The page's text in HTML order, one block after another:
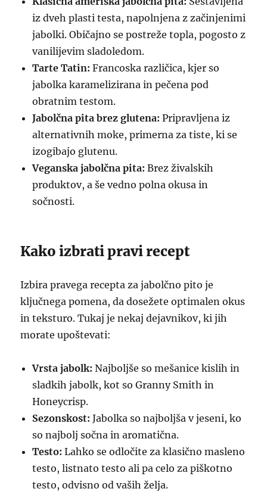
iz dveh plasti testa, napolnjena z začinjenimi
jabolki. Običajno se postreže topla, pogosto z
vanilijevim sladoledom.
Tarte Tatin: Francoska različica, kjer so
jabolka karamelizirana in pečena pod
obratnim testom.
Jabolčna pita brez glutena: Pripravljena iz
alternativnih moke, primerna za tiste, ki se
izogibajo glutenu.
Veganska jabolčna pita: Brez živalskih
produktov, a še vedno polna okusa in
sočnosti.
Kako izbrati pravi recept
Izbira pravega recepta za jabolčno pito je
ključnega pomena, da dosežete optimalen okus
in teksturo. Tukaj je nekaj dejavnikov, ki jih
morate upoštevati:
Vrsta jabolk: Najboljše so mešanice kislih in
sladkih jabolk, kot so Granny Smith in
Honeycrisp.
Sezonskost: Jabolka so najboljša v jeseni, ko
so najbolj sočna in aromatična.
Testo: Lahko se odločite za klasično masleno
testo, listnato testo ali pa celo za piškotno
testo, odvisno od vaših želja.